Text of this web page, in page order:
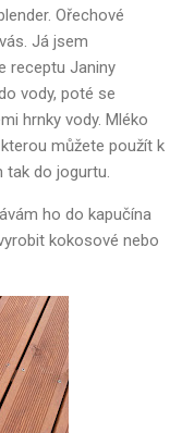
Ořechové
Já jsem
receptu Janiny
vody, poté se
hrnky vody. Mléko
můžete použít k
tak do jogurtu.
ho do kapučína
kokosové nebo